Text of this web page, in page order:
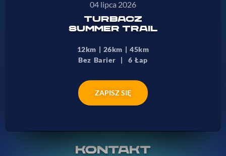
KONTAKT
04 lipca 2026
TURBACZ
SUMMER TRAIL
12km | 26km | 45km
Bez Barier | 6 Łap
ZAPISZ SIĘ